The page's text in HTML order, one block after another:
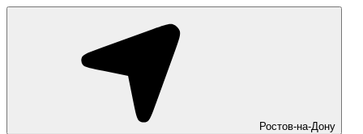
Ростов-на-Дону